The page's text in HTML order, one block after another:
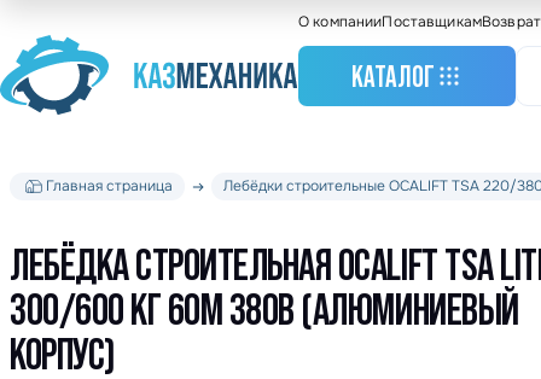
О компанииПоставщикам
КАТАЛОГ
Станочное
оборудование
Складское
Крановое
Главная страница Лебёдки строительные OCALIFT TSA 220/
ЛЕБЁДКА СТРОИТЕЛЬНАЯ OCALIFT TSA
300/600 КГ 60М 380В (АЛЮМИНИЕВЫЙ
КОРПУС)